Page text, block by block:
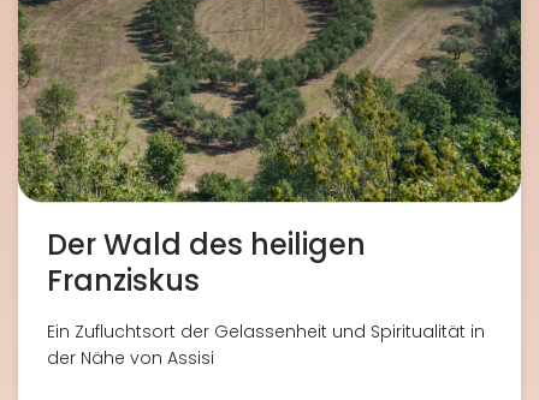
Der Wald des heiligen
Franziskus
Ein Zufluchtsort der Gelassenheit und Spiritualität in
der Nähe von Assisi